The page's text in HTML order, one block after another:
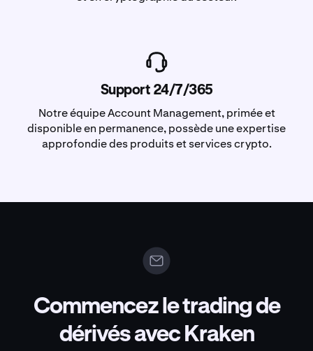
Support 24/7/365
Notre équipe Account Management, primée et
disponible en permanence, possède une expertise
approfondie des produits et services crypto.
Commencez le trading de
dérivés avec Kraken